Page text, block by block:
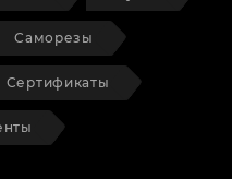
Саморезы
Сертификаты